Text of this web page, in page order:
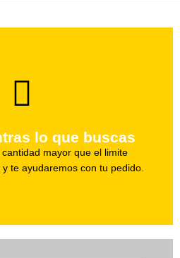
lo que buscas
mayor que el limite
te ayudaremos con tu pedido.
tu pedido